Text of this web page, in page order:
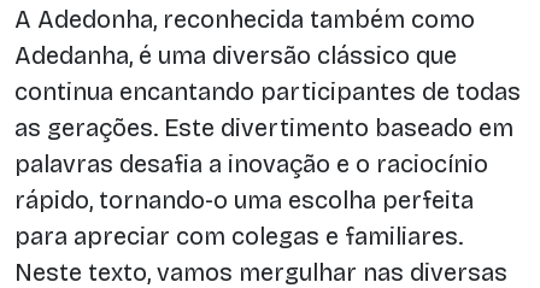
A Adedonha, reconhecida também como
Adedanha, é uma diversão clássico que
continua encantando participantes de todas
as gerações. Este divertimento baseado em
palavras desafia a inovação e o raciocínio
rápido, tornando-o uma escolha perfeita
para apreciar com colegas e familiares.
Neste texto, vamos mergulhar nas diversas